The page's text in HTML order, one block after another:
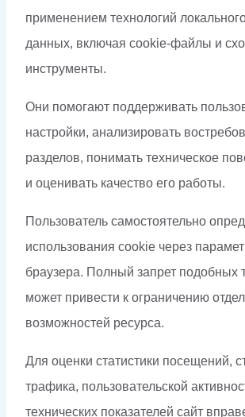
применением технологий
данных, включая cookie-файлы и
инструменты.
Они помогают поддерживать
настройки, анализировать
разделов, понимать техническое
и оценивать качество его работы.
Пользователь самостоятельно
использования cookie через
браузера. Полный запрет подобных
может привести к ограничению
возможностей ресурса.
Для оценки статистики посещений,
трафика, пользовательской
технических показателей сайт